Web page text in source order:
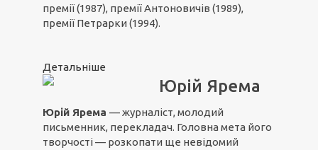
премії (1987), премії Антоновичів (1989),
премії Петрарки (1994).
Детальніше
Юрій Ярема
Юрій Ярема — журналіст, молодий
письменник, перекладач. Головна мета його
творчості — розкопати ще невідомий